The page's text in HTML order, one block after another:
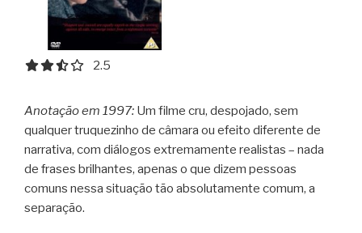
2.5 out of 5.0 stars
2.5
Anotação em 1997: Um filme cru, despojado, sem
qualquer truquezinho de câmara ou efeito diferente de
narrativa, com diálogos extremamente realistas – nada
de frases brilhantes, apenas o que dizem pessoas
comuns nessa situação tão absolutamente comum, a
separação.